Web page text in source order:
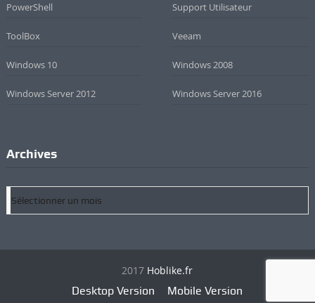
PowerShell Support Utilisateur
ToolBox Veeam
Windows 10 Windows 2008
Windows Server 2012 Windows Server 2016
Archives
2017 Hoblike.fr
Desktop Version
Mobile Version